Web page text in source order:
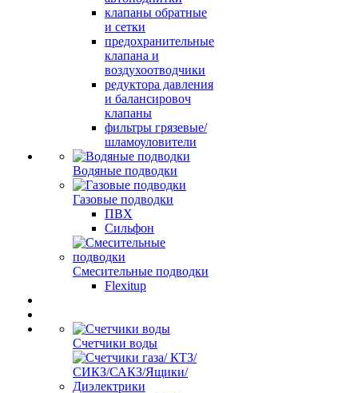
клапаны обратные
и сетки
предохранительные
клапана и
воздухоотводчики
редуктора давления
и балансировоч
клапаны
фильтры грязевые/
шламоуловители
Водяные подводки
Газовые подводки
ПВХ
Сильфон
Смесительные подводки
Flexitup
Счетчики воды